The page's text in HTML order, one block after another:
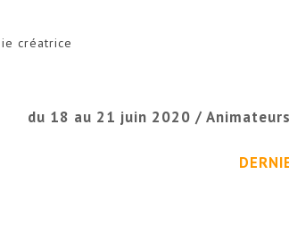
créatrice
du 18 au 21 juin 2020 /